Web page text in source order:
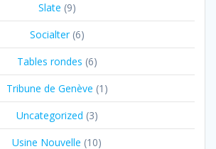
Slate (9)
Socialter(6)
Tables rondes (6)
Tribune de Genève (1)
Uncategorized (3)
Usine Nouvelle (10)